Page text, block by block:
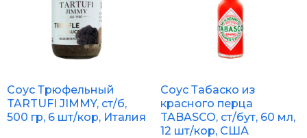
Соус Трюфельный
TARTUFI JIMMY, ст/б,
500 гр, 6 шт/кор, Италия
Соус Табаско из
красного перца
TABASCO, ст/бут, 60 мл,
12 шт/кор, США